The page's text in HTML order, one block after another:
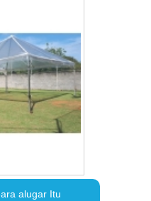
alugar Itu